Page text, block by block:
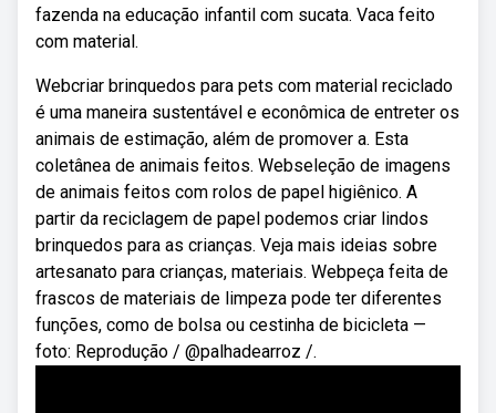
fazenda na educação infantil com sucata. Vaca feito
com material.
Webcriar brinquedos para pets com material reciclado
é uma maneira sustentável e econômica de entreter os
animais de estimação, além de promover a. Esta
coletânea de animais feitos. Webseleção de imagens
de animais feitos com rolos de papel higiênico. A
partir da reciclagem de papel podemos criar lindos
brinquedos para as crianças. Veja mais ideias sobre
artesanato para crianças, materiais. Webpeça feita de
frascos de materiais de limpeza pode ter diferentes
funções, como de bolsa ou cestinha de bicicleta —
foto: Reprodução / @palhadearroz /.